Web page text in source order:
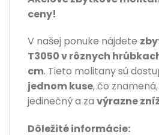
ceny!
V našej ponuke nájdete
T3050 v rôznych
cm. Tieto molitany sú
jednom kuse, čo
jedinečný a za výrazne
Dôležité informácie: